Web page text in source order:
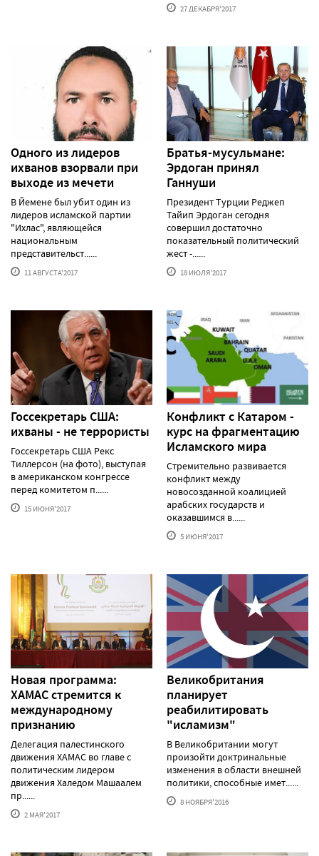
27 ДЕКАБРЯ'2017
Одного из лидеров
ихванов взорвали при
выходе из мечети
В Йемене был убит один из
лидеров исламской партии
"Ихлас", являющейся
национальным
представительст......
11 АВГУСТА'2017
Братья-мусульмане:
Эрдоган принял
Ганнуши
Президент Турции Реджеп
Тайип Эрдоган сегодня
совершил достаточно
показательный политический
жест -......
18 ИЮЛЯ'2017
Госсекретарь США:
ихваны - не террористы
Госсекретарь США Рекс
Тиллерсон (на фото), выступая
в американском конгрессе
перед комитетом п......
15 ИЮНЯ'2017
Конфликт с Катаром -
курс на фрагментацию
Исламского мира
Стремительно развивается
конфликт между
новосозданной коалицией
арабских государств и
оказавшимся в......
5 ИЮНЯ'2017
Новая программа:
ХАМАС стремится к
международному
признанию
Делегация палестинского
движения ХАМАС во главе с
политическим лидером
движения Халедом Машаалем
пр......
2 МАЯ'2017
Великобритания
планирует
реабилитировать
"исламизм"
В Великобритании могут
произойти доктринальные
изменения в области внешней
политики, способные имет......
8 НОЯБРЯ'2016